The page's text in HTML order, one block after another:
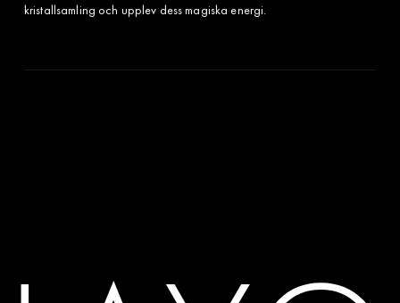
kristallsamling och upplev dess magiska energi.